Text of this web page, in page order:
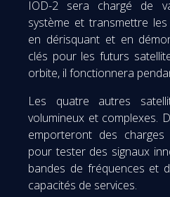
IOD-2 sera chargé de
système et transmettre
en dérisquant et en
clés pour les futurs
orbite, il fonctionnera
Les quatre autres
volumineux et complexes.
emporteront des charges
pour tester des signaux
bandes de fréquences et
capacités de services.